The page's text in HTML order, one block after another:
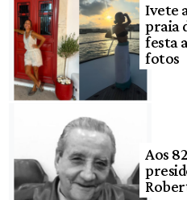
Ivete
praia
festa
fotos
Aos